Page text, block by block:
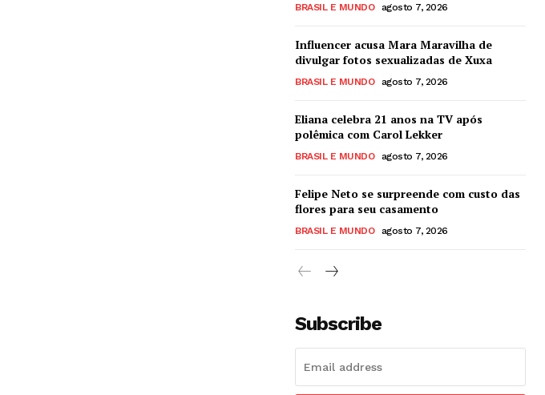
BRASIL E MUNDO agosto 7, 2026
Influencer acusa Mara Maravilha de
divulgar fotos sexualizadas de Xuxa
BRASIL E MUNDO agosto 7, 2026
Eliana celebra 21 anos na TV após
polêmica com Carol Lekker
BRASIL E MUNDO agosto 7, 2026
Felipe Neto se surpreende com custo das
flores para seu casamento
BRASIL E MUNDO agosto 7, 2026
Subscribe